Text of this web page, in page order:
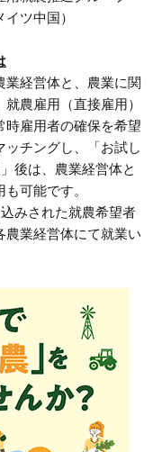
ツ中国）
経営体と、農業に関
農雇用（直接雇用）
時雇用者の確保を希望
チングし、「お試し
後は、農業経営体と
可能です。
みされた就農希望者
業経営体にて就業い